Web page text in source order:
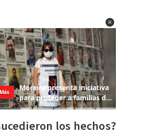
los hechos?